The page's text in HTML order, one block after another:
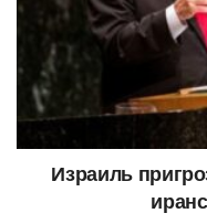
Израиль